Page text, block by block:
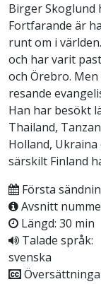
Birger Skoglund
Fortfarande är
runt om i
och har varit
och Örebro.
resande
Han har besökt
Thailand,
Holland,
särskilt Finland
Första
Avsnitt
Längd: 30 min
Talade språk:
svenska